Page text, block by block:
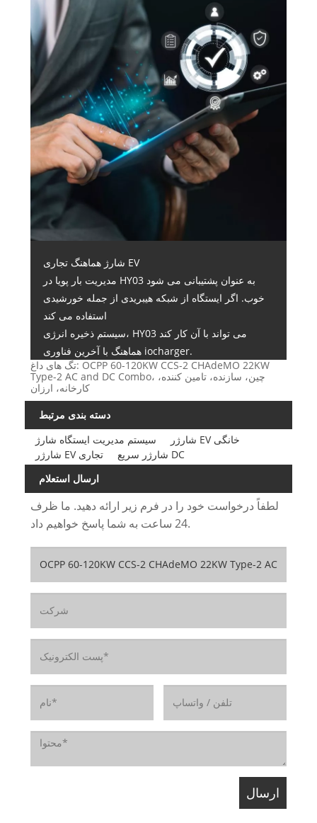
شارژ هماهنگ تجاری EV
مدیریت بار پویا در HY03 به عنوان پشتیبانی می شود
خوب. اگر ایستگاه از شبکه هیبریدی از جمله خورشیدی
استفاده می کند
سیستم ذخیره انرژی، HY03 می تواند با آن کار کند
هماهنگ با آخرین فناوری iocharger.
تگ های داغ: OCPP 60-120KW CCS-2 CHAdeMO 22KW
Type-2 AC and DC Combo، چین، سازنده، تامین کننده،
کارخانه، ارزان
دسته بندی مرتبط
سیستم مدیریت ایستگاه شارژ
شارژر EV خانگی
شارژر EV تجاری
شارژر سریع DC
ارسال استعلام
لطفاً درخواست خود را در فرم زیر ارائه دهید. ما ظرف
24 ساعت به شما پاسخ خواهیم داد.